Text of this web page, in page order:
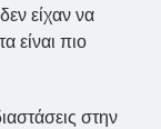
είχαν να
είναι πιο
στην